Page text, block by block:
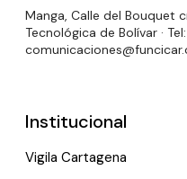
Manga, Calle del Bouquet
Tecnológica de Bolívar · Tel:
Institucional
Vigila Cartagena